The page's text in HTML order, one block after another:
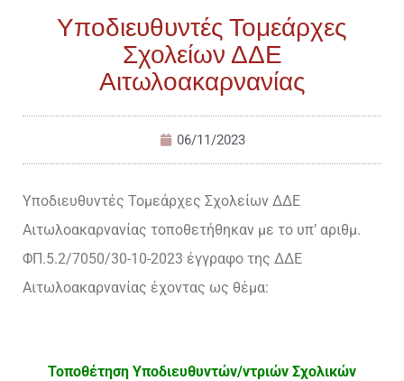
Υποδιευθυντές Τομεάρχες
Σχολείων ΔΔΕ
Αιτωλοακαρνανίας
06/11/2023
Υποδιευθυντές Τομεάρχες Σχολείων ΔΔΕ
Αιτωλοακαρνανίας τοποθετήθηκαν με το υπ’ αριθμ.
ΦΠ.5.2/7050/30-10-2023 έγγραφο της ΔΔΕ
Αιτωλοακαρνανίας έχοντας ως θέμα:
Τοποθέτηση Υποδιευθυντών/ντριών Σχολικών